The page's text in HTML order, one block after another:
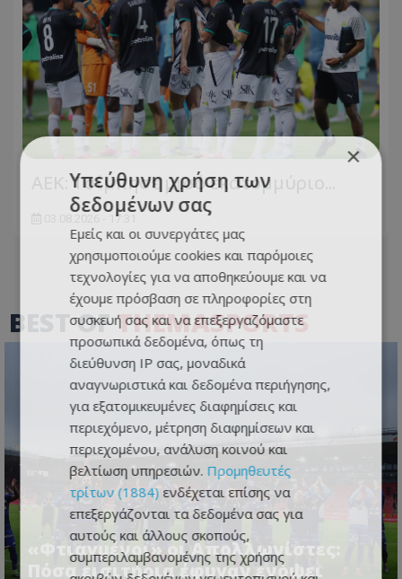
ΑΕΚ: Τσίμπησε μισό εκατομμύριο...
03.08.2026 - 17:31
BEST OFTHEMASPORTS
«Φτιαγμένοι» οι Απολλωνίστες:
Πόσα εισιτήρια έφυγαν ενόψει
×
Υπεύθυνη χρήση των
δεδομένων σας
Εμείς και οι συνεργάτες μας
χρησιμοποιούμε cookies και παρόμοιες
τεχνολογίες για να αποθηκεύουμε και να
έχουμε πρόσβαση σε πληροφορίες στη
συσκευή σας και να επεξεργαζόμαστε
προσωπικά δεδομένα, όπως τη
διεύθυνση IP σας, μοναδικά
αναγνωριστικά και δεδομένα περιήγησης,
για εξατομικευμένες διαφημίσεις και
περιεχόμενο, μέτρηση διαφημίσεων και
περιεχομένου, ανάλυση κοινού και
βελτίωση υπηρεσιών. Προμηθευτές
τρίτων (1884) ενδέχεται επίσης να
επεξεργάζονται τα δεδομένα σας για
αυτούς και άλλους σκοπούς,
συμπεριλαμβανομένης της χρήσης